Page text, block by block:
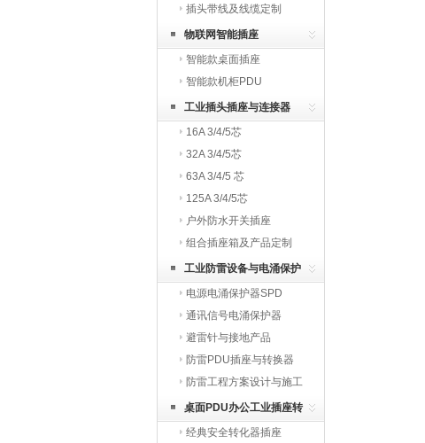
插头带线及线缆定制
物联网智能插座
智能款桌面插座
智能款机柜PDU
工业插头插座与连接器
16A 3/4/5芯
32A 3/4/5芯
63A 3/4/5 芯
125A 3/4/5芯
户外防水开关插座
组合插座箱及产品定制
工业防雷设备与电涌保护
器
电源电涌保护器SPD
通讯信号电涌保护器
避雷针与接地产品
防雷PDU插座与转换器
防雷工程方案设计与施工
桌面PDU办公工业插座转
换器
经典安全转化器插座